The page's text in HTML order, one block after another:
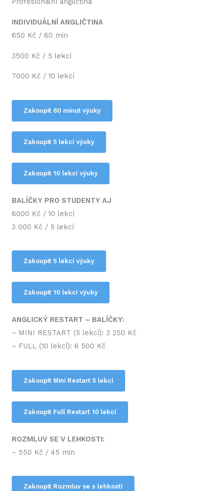
INDIVIDUÁLNÍ ANGLIČTINA
650 Kč / 60 min
3500 Kč / 5 lekcí
7000 Kč / 10 lekcí
Zakoupit 60 minut výuky
Zakoupit 5 lekcí výuky
Zakoupit 10 lekcí výuky
BALÍČKY PRO STUDENTY AJ
6000 Kč / 10 lekcí
3 000 Kč / 5 lekcí
Zakoupit 5 lekcí výuky
Zakoupit 10 lekcí výuky
ANGLICKÝ RESTART – BALÍČKY:
– MINI RESTART (5 lekcí): 3 250 Kč
– FULL (10 lekcí): 6 500 Kč
Zakoupit Mini Restart 5 lekcí
Zakoupit Full Restart 10 lekcí
ROZMLUV SE V LEHKOSTI:
– 550 Kč / 45 min
Zakoupit Rozmluv se s lehkostí